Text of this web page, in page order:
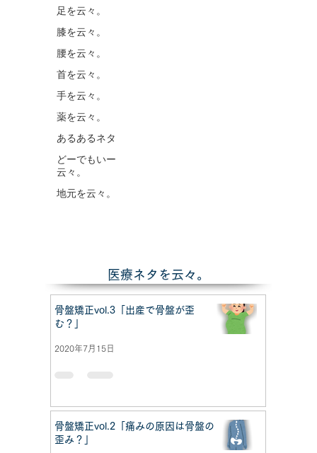
足を云々。
膝を云々。
腰を云々。
首を云々。
手を云々。
薬を云々。
あるあるネタ
どーでもいー
云々。
地元を云々。
​医療ネタを云々。
骨盤矯正vol.3「出産で骨盤が歪
む？」
2020年7月15日
骨盤矯正vol.2「痛みの原因は骨盤の
歪み？」